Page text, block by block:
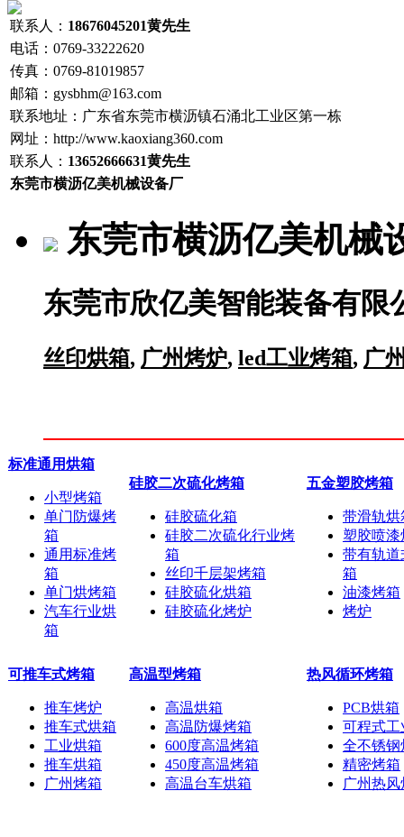
联系人： 18676045201黄先生
电话： 0769-33222620
传真： 0769-81019857
邮箱： gysbhm@163.com
联系地址： 广东省东莞市横沥镇石涌北工业区第一栋
网址：http://www.kaoxiang360.com
联系人： 13652666631黄先生
东莞市横沥亿美机械设备厂
东莞市横沥亿美机械
东莞市欣亿美智能装备有限
丝印烘箱, 广州烤炉, led工业烤箱, 广
标准通用烘箱
小型烤箱
单门防爆烤
箱
通用标准烤
箱
单门烘烤箱
汽车行业烘
箱
硅胶二次硫化烤箱
硅胶硫化箱
硅胶二次硫化行业烤
箱
丝印千层架烤箱
硅胶硫化烘箱
硅胶硫化烤炉
五金塑胶烤箱
带滑轨烘
塑胶喷
带有轨道
箱
油漆烤箱
烤炉
可推车式烤箱
推车烤炉
推车式烘箱
工业烘箱
推车烘箱
广州烤箱
高温型烤箱
高温烘箱
高温防爆烤箱
600度高温烤箱
450度高温烤箱
高温台车烘箱
热风循环烤箱
PCB烘箱
可程式工
全不锈钢
精密烤箱
广州热风